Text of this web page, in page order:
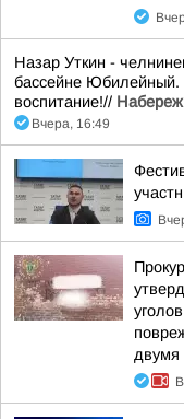
Назар Уткин -
бассейне Юбилейный.
воспитание!//
Вчера, 16:49
двумя